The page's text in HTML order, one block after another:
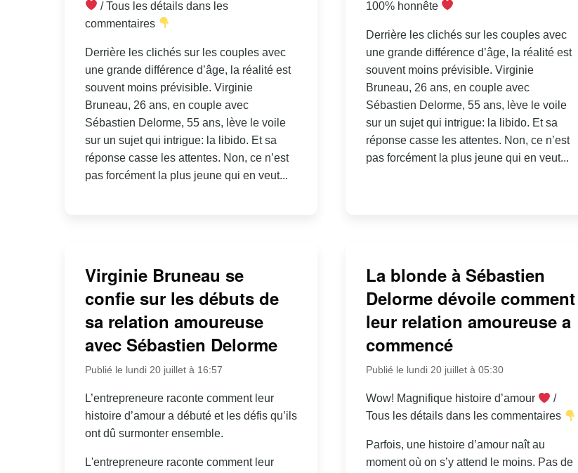
/ Tous les détails dans les
commentaires
Derrière les clichés sur les couples avec
une grande différence d’âge, la réalité est
souvent moins prévisible. Virginie
Bruneau, 26 ans, en couple avec
Sébastien Delorme, 55 ans, lève le voile
sur un sujet qui intrigue: la libido. Et sa
réponse casse les attentes. Non, ce n’est
pas forcément la plus jeune qui en veut...
100% honnête
Derrière les clichés sur les couples avec
une grande différence d’âge, la réalité est
souvent moins prévisible. Virginie
Bruneau, 26 ans, en couple avec
Sébastien Delorme, 55 ans, lève le voile
sur un sujet qui intrigue: la libido. Et sa
réponse casse les attentes. Non, ce n’est
pas forcément la plus jeune qui en veut...
Virginie Bruneau se
confie sur les débuts de
sa relation amoureuse
avec Sébastien Delorme
Publié le lundi 20 juillet à 16:57
L’entrepreneure raconte comment leur
histoire d’amour a débuté et les défis qu’ils
ont dû surmonter ensemble.
L'entrepreneure raconte comment leur
La blonde à Sébastien
Delorme dévoile comment
leur relation amoureuse a
commencé
Publié le lundi 20 juillet à 05:30
Wow! Magnifique histoire d’amour
/
Tous les détails dans les commentaires
Parfois, une histoire d’amour naît au
moment où on s’y attend le moins. Pas de